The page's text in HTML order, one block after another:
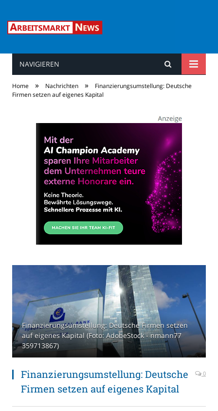
Arbeitsmarkt News
NAVIGIEREN
Home » Nachrichten »
Finanzierungsumstellung: Deutsche
Firmen setzen auf eigenes Kapital
Finanzierungsumstellung: Deutsche Firmen setzen
auf eigenes Kapital (Foto: AdobeStock - nmann77
359713867)
Finanzierungsumstellung: Deutsche
Firmen setzen auf eigenes Kapital
0